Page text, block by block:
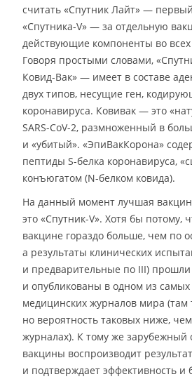
считать «Спутник Лайт» —
«Спутника-V» — за отдельную
действующие компоненты во
Говоря простыми словами,
Ковид-Вак» — имеет в составе
двух типов, несущие ген,
коронавируса. Ковивак — это
SARS-CoV-2, размноженный в
и «убитый». «ЭпиВакКорона»
пептиды S-белка коронавируса,
конъюгатом (N-белком ковида).
На данный момент лучшая
это «Спутник-V». Хотя бы потому,
вакцине гораздо больше, чем по
а результаты клинических
и предварительные по III)
и опубликованы в одном из
медицинских журналов мира
но вероятность таковых ниже,
журналах). К тому же
вакцины воспроизводит
и подтверждает эффективность и